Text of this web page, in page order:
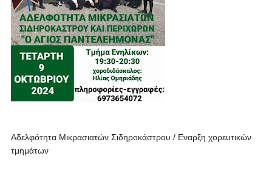
Αδελφότητα Μικρασιατών Σιδηροκάστρου / Εναρξη χορευτικών
τμημάτων